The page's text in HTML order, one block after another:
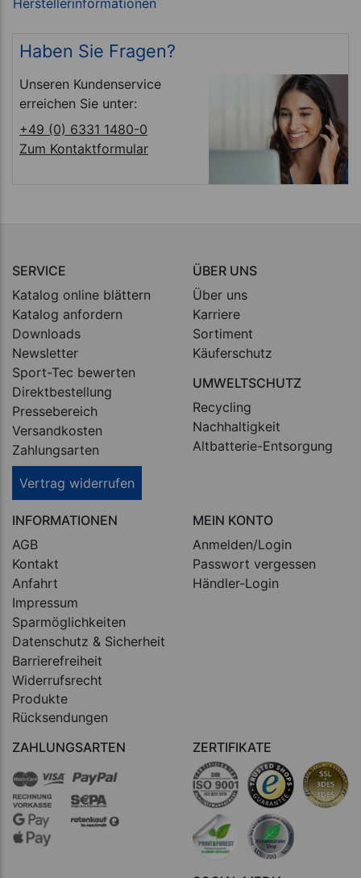
Haben Sie Fragen?
Unseren Kundenservice
erreichen Sie unter:
+49 (0) 6331 1480-0
Zum Kontaktformular
SERVICE
Katalog online blättern
Katalog anfordern
Downloads
Newsletter
Sport-Tec bewerten
Direktbestellung
Pressebereich
Versandkosten
Zahlungsarten
Vertrag widerrufen
ÜBER UNS
Über uns
Karriere
Sortiment
Käuferschutz
UMWELTSCHUTZ
Recycling
Nachhaltigkeit
Altbatterie-Entsorgung
INFORMATIONEN
AGB
Kontakt
Anfahrt
Impressum
Sparmöglichkeiten
Datenschutz & Sicherheit
Barrierefreiheit
Widerrufsrecht
Produkte
Rücksendungen
MEIN KONTO
Anmelden/Login
Passwort vergessen
Händler-Login
ZAHLUNGSARTEN ZERTIFIKATE